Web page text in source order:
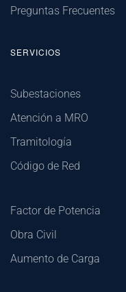
Preguntas Frecuentes
SERVICIOS
Subestaciones
Atención a MRO
Tramitología
Código de Red
Factor de Potencia
Obra Civil
Aumento de Carga